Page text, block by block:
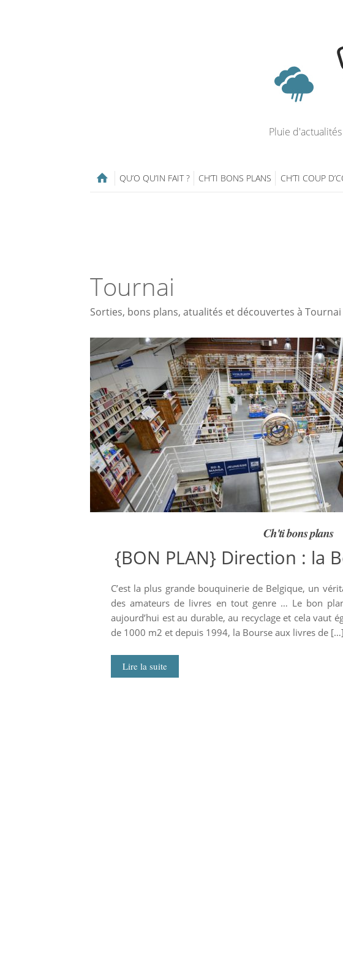
Pluie
QU’O QU’IN FAIT ? CH’TI BONS PLANS CH’TI COUP
Tournai
Sorties, bons plans, atualités et découvertes à Tournai
Ch'ti bons plans
{BON PLAN} Direction : la
C’est la plus grande bouquinerie de Belgique, un
des amateurs de livres en tout genre … Le bon
aujourd’hui est au durable, au recyclage et cela vaut
de 1000 m2 et depuis 1994, la Bourse aux livres de […]
Lire la suite